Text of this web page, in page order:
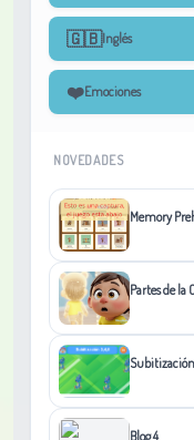
🇬🇧Inglés
❤️Emociones
NOVEDADES
Memory
Partes de la
Blog 4